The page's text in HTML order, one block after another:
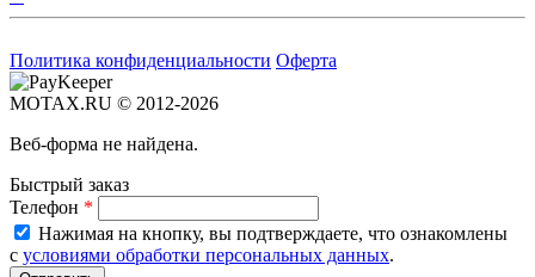
Политика конфиденциальности Оферта
MOTAX.RU © 2012-2026
Веб-форма не найдена.
Быстрый заказ
Телефон *
Нажимая на кнопку, вы подтверждаете, что ознакомлены
с условиями обработки персональных данных.